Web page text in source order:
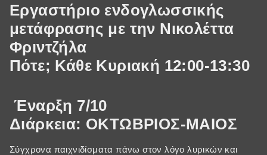
Εργαστήριο ενδογλωσσικής
μετάφρασης με την Νικολέττα
Φριντζήλα
Πότε; Κάθε Κυριακή 12:00-13:30
Έναρξη 7/10
Διάρκεια: ΟΚΤΩΒΡΙΟΣ-ΜΑΙΟΣ
Σύγχρονα παιχνιδίσματα πάνω στον λόγο λυρικών και